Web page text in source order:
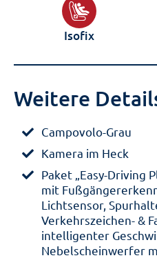
Isofix
Weitere
Campovolo-Grau
Kamera im Heck
Paket „Easy-Driving
mit
Lichtsensor,
Verkehrszeichen- &
intelligenter
Nebelscheinwerfer